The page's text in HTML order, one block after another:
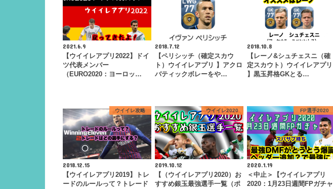
2021.6.9
【ウイイレアプリ2022】ドイ
ツ代表メンバー
（EURO2020：ヨーロッ…
2018.7.12
【ペリシッチ（確定スカウ
ト）ウイイレアプリ 】アクロ
バティックボレーをや…
2018.10.8
【レーノ&シュチェスニ（確
定スカウト）ウイイレアプリ
】黒玉昇格GKとる…
ウイイレ攻略
2018.12.15
【ウイイレアプリ2019】トレ
ードのルールって？トレード
ウイイレ2020
2019.10.12
【（ウイイレアプリ2020）お
すすめ銀玉最強選手一覧（ポ
FP選手2020
2020.1.19
＜中止＞【ウイイレアプリ
2020：1月23日週間FPガチャ